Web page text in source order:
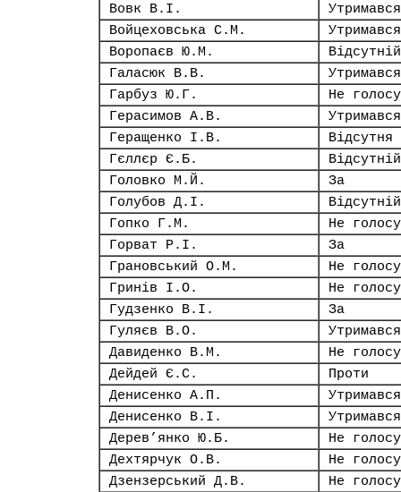
Вовк В.І.
Утримався
Войцеховська С.М.
Утримався
Воропаєв Ю.М.
Відсутній
Галасюк В.В.
Утримався
Гарбуз Ю.Г.
Не
Герасимов А.В.
Утримався
Геращенко І.В.
Відсутня
Гєллєр Є.Б.
Відсутній
Головко М.Й.
За
Голубов Д.І.
Відсутній
Гопко Г.М.
Не
Горват Р.І.
За
Грановський О.М.
Не
Гринів І.О.
Не
Гудзенко В.І.
За
Гуляєв В.О.
Утримався
Давиденко В.М.
Не
Дейдей Є.С.
Проти
Денисенко А.П.
Утримався
Денисенко В.І.
Утримався
Дерев’янко Ю.Б.
Не
Дехтярчук О.В.
Не
Дзензерський Д.В.
Не